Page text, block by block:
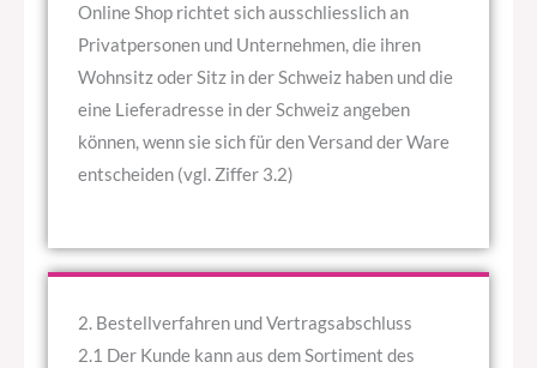
Online Shop richtet sich ausschliesslich an
Privatpersonen und Unternehmen, die ihren
Wohnsitz oder Sitz in der Schweiz haben und die
eine Lieferadresse in der Schweiz angeben
können, wenn sie sich für den Versand der Ware
entscheiden (vgl. Ziffer 3.2)
2. Bestellverfahren und Vertragsabschluss
2.1 Der Kunde kann aus dem Sortiment des